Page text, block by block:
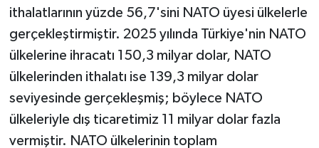
ithalatlarının yüzde 56,7'sini NATO üyesi ülkelerle
gerçekleştirmiştir. 2025 yılında Türkiye'nin NATO
ülkelerine ihracatı 150,3 milyar dolar, NATO
ülkelerinden ithalatı ise 139,3 milyar dolar
seviyesinde gerçekleşmiş; böylece NATO
ülkeleriyle dış ticaretimiz 11 milyar dolar fazla
vermiştir. NATO ülkelerinin toplam